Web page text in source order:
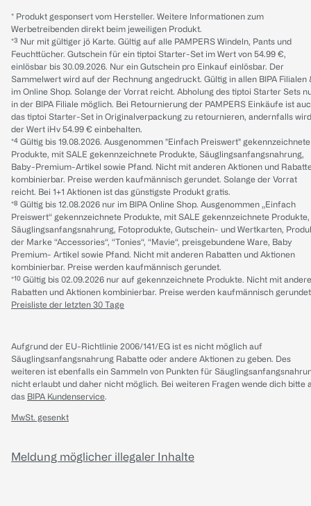
* Produkt gesponsert vom Hersteller. Weitere Informationen zum
Werbetreibenden direkt beim jeweiligen Produkt.
*³ Nur mit gültiger jö Karte. Gültig auf alle PAMPERS Windeln, Pants und
Feuchttücher. Gutschein für ein tiptoi Starter-Set im Wert von 54.99 €,
einlösbar bis 30.09.2026. Nur ein Gutschein pro Einkauf einlösbar. Der
Sammelwert wird auf der Rechnung angedruckt. Gültig in allen BIPA Filialen
im Online Shop. Solange der Vorrat reicht. Abholung des tiptoi Starter Sets
in der BIPA Filiale möglich. Bei Retournierung der PAMPERS Einkäufe ist
das tiptoi Starter-Set in Originalverpackung zu retournieren, andernfalls wird
der Wert iHv 54.99 € einbehalten.
*⁴ Gültig bis 19.08.2026. Ausgenommen "Einfach Preiswert" gekennzeichnete
Produkte, mit SALE gekennzeichnete Produkte, Säuglingsanfangsnahrung,
Baby-Premium-Artikel sowie Pfand. Nicht mit anderen Aktionen und
kombinierbar. Preise werden kaufmännisch gerundet. Solange der Vorrat
reicht. Bei 1+1 Aktionen ist das günstigste Produkt gratis.
*⁸ Gültig bis 12.08.2026 nur im BIPA Online Shop. Ausgenommen „Einfach
Preiswert“ gekennzeichnete Produkte, mit SALE gekennzeichnete Produkte,
Säuglingsanfangsnahrung, Fotoprodukte, Gutschein- und Wertkarten,
der Marke “Accessories“, “Tonies“, “Mavie“, preisgebundene Ware, Baby
Premium- Artikel sowie Pfand. Nicht mit anderen Rabatten und Aktionen
kombinierbar. Preise werden kaufmännisch gerundet.
*¹⁰ Gültig bis 02.09.2026 nur auf gekennzeichnete Produkte. Nicht mit
Rabatten und Aktionen kombinierbar. Preise werden kaufmännisch
Preisliste der letzten 30 Tage
Aufgrund der EU-Richtlinie 2006/141/EG ist es nicht möglich auf
Säuglingsanfangsnahrung Rabatte oder andere Aktionen zu geben. Des
weiteren ist ebenfalls ein Sammeln von Punkten für
nicht erlaubt und daher nicht möglich. Bei weiteren Fragen wende dich bitte
das BIPA Kundenservice.
MwSt. gesenkt
Meldung möglicher illegaler Inhalte